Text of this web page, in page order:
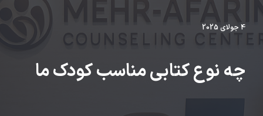
4 جولای 2025
چه نوع کتابی مناسب کودک ما